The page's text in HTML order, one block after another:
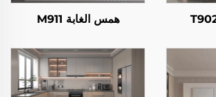
همس الغابة M911